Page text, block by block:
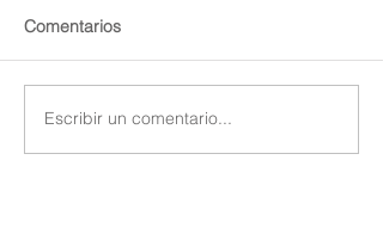
Comentarios
Escribir un comentario...